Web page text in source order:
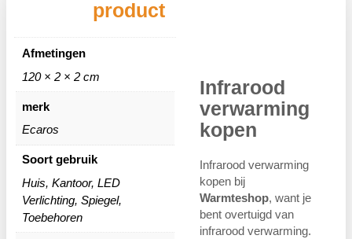
product
Afmetingen
120 × 2 × 2 cm
merk
Ecaros
Soort gebruik
Huis, Kantoor, LED
Verlichting, Spiegel,
Toebehoren
Infrarood
verwarming
kopen
Infrarood verwarming
kopen bij
Warmteshop, want je
bent overtuigd van
infrarood verwarming.